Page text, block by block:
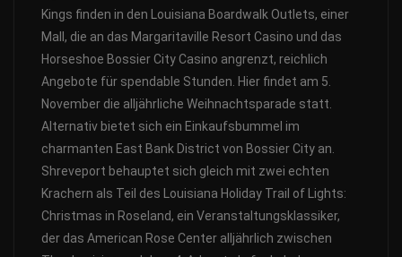
Kings finden in den Louisiana Boardwalk Outlets, einer
Mall, die an das Margaritaville Resort Casino und das
Horseshoe Bossier City Casino angrenzt, reichlich
Angebote für spendable Stunden. Hier findet am 5.
November die alljährliche Weihnachtsparade statt.
Alternativ bietet sich ein Einkaufsbummel im
charmanten East Bank District von Bossier City an.
Shreveport behauptet sich gleich mit zwei echten
Krachern als Teil des Louisiana Holiday Trail of Lights:
Christmas in Roseland, ein Veranstaltungsklassiker,
der das American Rose Center alljährlich zwischen